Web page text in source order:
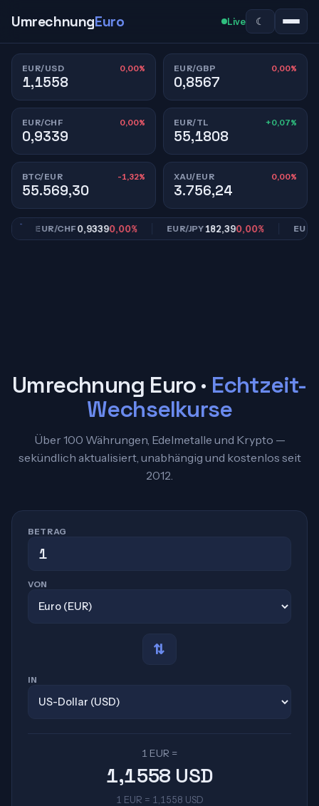
UmrechnungEuro Live ☾
EUR/USD 0,00%
1,1558
EUR/GBP 0,00%
0,8567
EUR/CHF 0,00%
0,9339
EUR/TL +0,07%
55,1808
BTC/EUR -1,32%
55.569,30
XAU/EUR 0,00%
3.756,24
EUR/CHF0,93390,00% EUR/JPY 182,390,00% EUR/TL
Umrechnung Euro · Echtzeit-
Wechselkurse
Über 100 Währungen, Edelmetalle und Krypto —
sekündlich aktualisiert, unabhängig und kostenlos seit
2012.
BETRAG
VON
⇄
IN
1 EUR =
1,1558 USD
1 EUR = 1,1558 USD